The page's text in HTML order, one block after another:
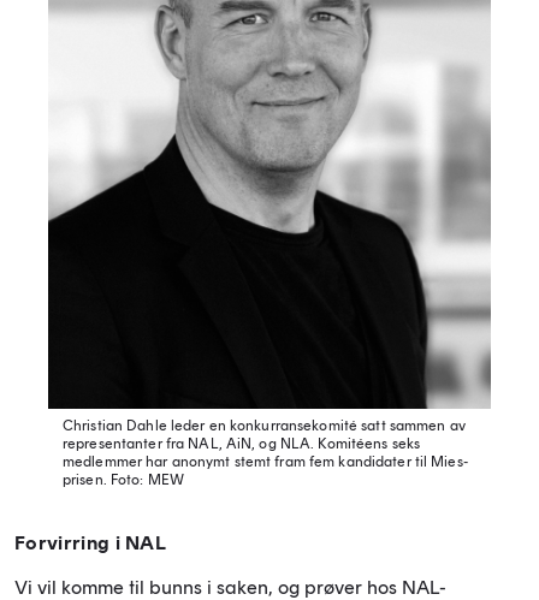
Christian Dahle leder en konkurransekomité satt sammen av
representanter fra NAL, AiN, og NLA. Komitéens seks
medlemmer har anonymt stemt fram fem kandidater til Mies-
prisen. Foto: MEW
Forvirring i NAL
Vi vil komme til bunns i saken, og prøver hos NAL-